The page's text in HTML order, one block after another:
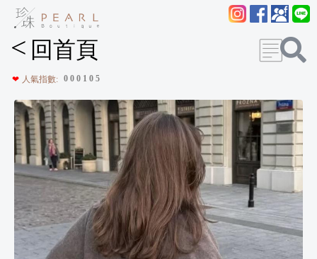
< 回首頁
❤ 人氣指數: 0 0 0 1 0 5